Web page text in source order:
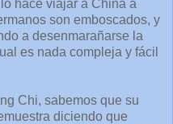
hace viajar a China a
son emboscados, y
a desenmarañarse la
es nada compleja y fácil
Chi, sabemos que su
diciendo que